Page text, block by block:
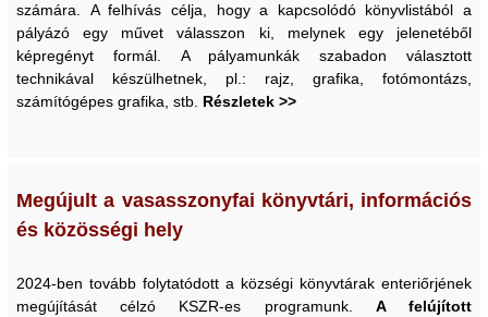
számára. A felhívás célja, hogy a kapcsolódó könyvlistából a
pályázó egy művet válasszon ki, melynek egy jelenetéből
képregényt formál. A pályamunkák szabadon választott
technikával készülhetnek, pl.: rajz, grafika, fotómontázs,
számítógépes grafika, stb. Részletek >>
Megújult a vasasszonyfai könyvtári, információs
és közösségi hely
2024-ben tovább folytatódott a községi könyvtárak enteriőrjének
megújítását célzó KSZR-es programunk. A felújított